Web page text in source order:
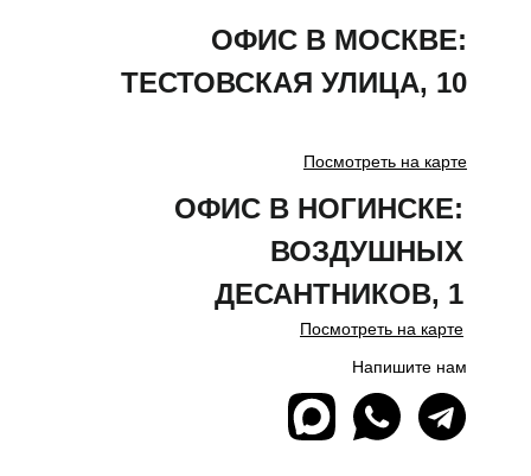
ОФИС В МОСКВЕ:
ТЕСТОВСКАЯ УЛИЦА, 10
Напишите нам
ОФИС В НОГИНСКЕ:
ВОЗДУШНЫХ
ДЕСАНТНИКОВ, 1
Посмотреть на карте
Посмотреть на карте